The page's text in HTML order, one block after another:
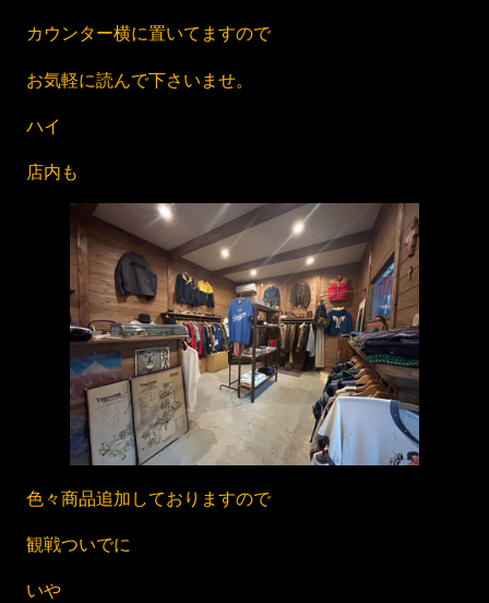
カウンター横に置いてますので
お気軽に読んで下さいませ。
ハイ
店内も
色々商品追加しておりますので
観戦ついでに
いや